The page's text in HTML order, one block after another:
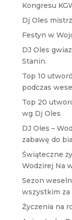
Kongresu
Dj Oles
Festyn w
DJ Oles
Stanin.
Top 10
podczas
Top 20
wg Dj Oles
DJ Oles –
zabawę do
Świąteczne
Wodzirej Na
Sezon
wszystkim za
Życzenia na